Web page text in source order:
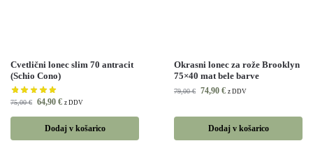
Cvetlični lonec slim 70 antracit
(Schio Cono)
75,00€ 64,90 € z DDV
Dodaj v košarico
Okrasni lonec za rože Brooklyn
75×40 mat bele barve
79,00€ 74,90 € z DDV
Dodaj v košarico